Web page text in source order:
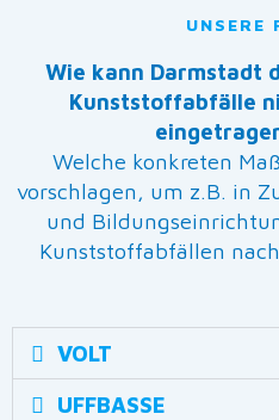
UNSERE
Wie kann Darmstadt
Kunststoffabfälle
Welche konkreten
vorschlagen, um z.B. in
und
Kunststoffabfällen
VOLT
UFFBASSE